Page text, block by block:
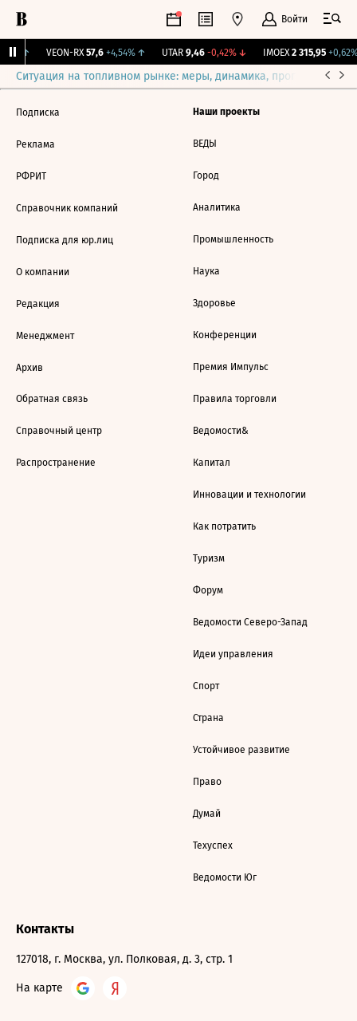
Войти
↑ VEON-RX 57,6 +4,54%↑ UTAR 9,46 -0,42%↓ IMOEX 2 315,95 +0,62%
Ситуация на топливном рынке: меры, динамика, прогнозы
Подписка
Реклама
РФРИТ
Справочник компаний
Подписка для юр.лиц
О компании
Редакция
Менеджмент
Архив
Обратная связь
Справочный центр
Распространение
Наши проекты
ВЕДЫ
Город
Аналитика
Промышленность
Наука
Здоровье
Конференции
Премия Импульс
Правила торговли
Ведомости&
Капитал
Инновации и технологии
Как потратить
Туризм
Форум
Ведомости Северо-Запад
Идеи управления
Спорт
Страна
Устойчивое развитие
Право
Думай
Техуспех
Ведомости Юг
Контакты
127018, г. Москва, ул. Полковая, д. 3, стр. 1
На карте